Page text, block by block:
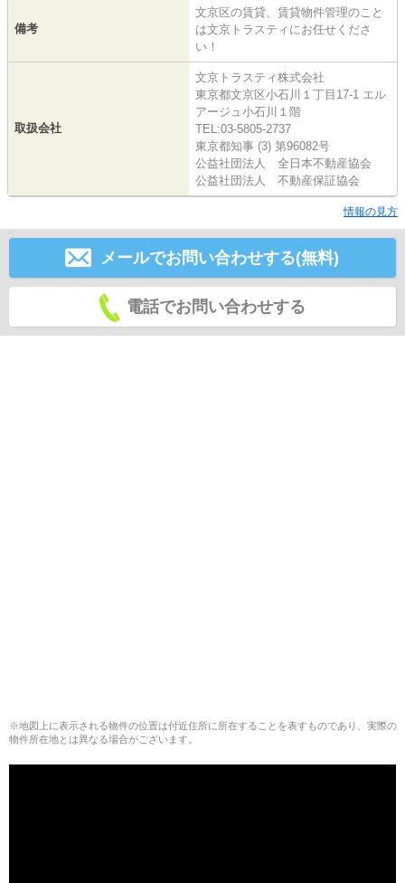
備考
文京区の賃貸、賃貸物件管理のこと
は文京トラスティにお任せくださ
い！
取扱会社
文京トラスティ株式会社
東京都文京区小石川１丁目17-1 エル
アージュ小石川１階
TEL:03-5805-2737
東京都知事 (3) 第96082号
公益社団法人 全日本不動産協会
公益社団法人 不動産保証協会
情報の見方
メールでお問い合わせする(無料)
電話でお問い合わせする
※地図上に表示される物件の位置は付近住所に所在することを表すものであり、実際の
物件所在地とは異なる場合がございます。